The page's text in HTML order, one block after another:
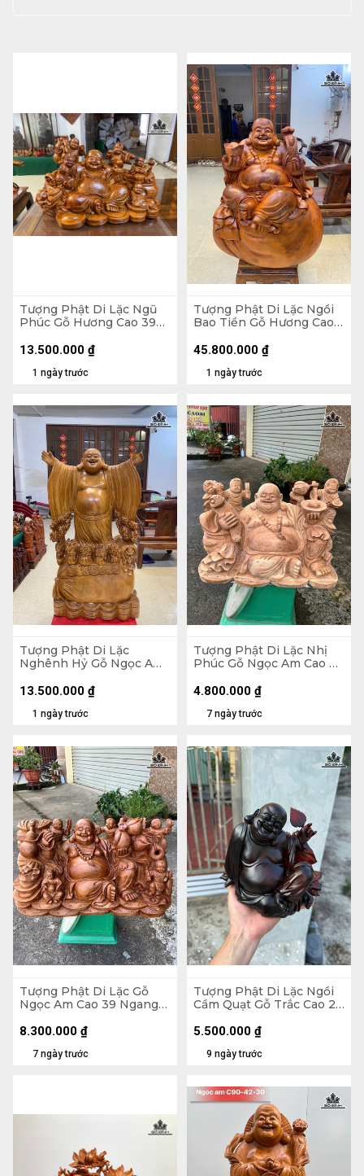
Tượng Phật Di Lặc Ngũ
Phúc Gỗ Hương Cao 39
1 ngày trước
13.500.000 ₫
Tượng Phật Di Lặc Ngồi
Bao Tiền Gỗ Hương Cao
- 155kg
1 ngày trước
45.800.000 ₫
Tượng Phật Di Lặc
Nghênh Hỷ Gỗ Ngọc Am
(cm)
1 ngày trước
13.500.000 ₫
Tượng Phật Di Lặc Nhị
Phúc Gỗ Ngọc Am Cao 30
7 ngày trước
4.800.000 ₫
Tượng Phật Di Lặc Gỗ
Ngọc Am Cao 39 Ngang
7 ngày trước
8.300.000 ₫
Tượng Phật Di Lặc Ngồi
Cầm Quạt Gỗ Trắc Cao 20
9 ngày trước
5.500.000 ₫